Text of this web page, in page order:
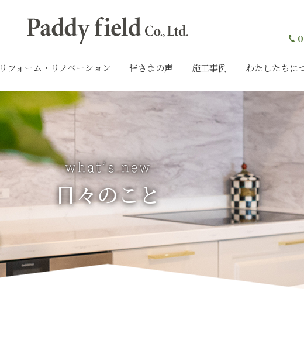
リフォーム・リノベーション 皆さまの声 施工事例 わたしたちに
日々のこと